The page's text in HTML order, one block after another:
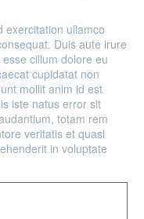
exercitation ullamco
Duis aute irure
cillum dolore eu
cupidatat non
mollit anim id est
iste natus error sit
totam rem
veritatis et quasi
in voluptate